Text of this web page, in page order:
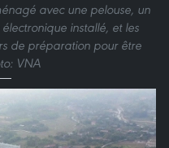
avec une pelouse, un
installé, et les
de préparation pour être
VNA